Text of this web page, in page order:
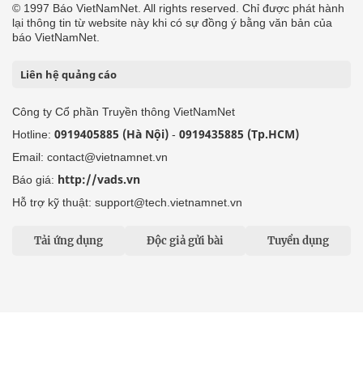
© 1997 Báo VietNamNet. All rights reserved. Chỉ được phát hành
lại thông tin từ website này khi có sự đồng ý bằng văn bản của
báo VietNamNet.
Liên hệ quảng cáo
Công ty Cổ phần Truyền thông VietNamNet
Hotline: 0919405885 (Hà Nội) - 0919435885 (Tp.HCM)
Email: contact@vietnamnet.vn
Báo giá: http://vads.vn
Hỗ trợ kỹ thuật: support@tech.vietnamnet.vn
Tải ứng dụng Độc giả gửi bài Tuyển dụng